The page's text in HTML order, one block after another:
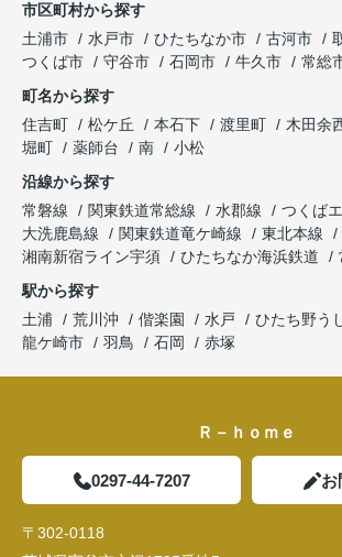
市区町村から探す
土浦市
水戸市 ひたちなか市 古河市
つくば市
守谷市 石岡市 牛久市
常総
町名から探す
住吉町
松ケ丘 本石下 渡里町 木田余
堀町
薬師台 南
小松
沿線から探す
常磐線
関東鉄道常総線 水郡線
つくば
大洗鹿島線
関東鉄道竜ケ崎線
東北本線
湘南新宿ライン宇須
ひたちなか海浜鉄道
駅から探す
土浦
荒川沖 偕楽園 水戸 ひたち野う
龍ケ崎市
羽鳥 石岡 赤塚
Ｒ－ｈｏｍｅ
0297-44-7207 お
〒302-0118